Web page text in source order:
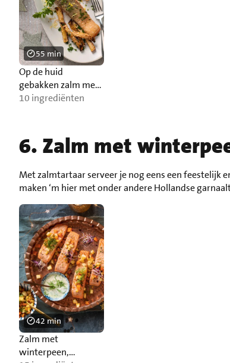
Op de huid
gebakken zalm met
koolraapfriet
10 ingrediënten
55 min
6. Zalm met
Met zalmtartaar serveer je nog eens een feestelijk
maken ‘m hier met onder andere Hollandse
Zalm met
winterpeen,
42 min